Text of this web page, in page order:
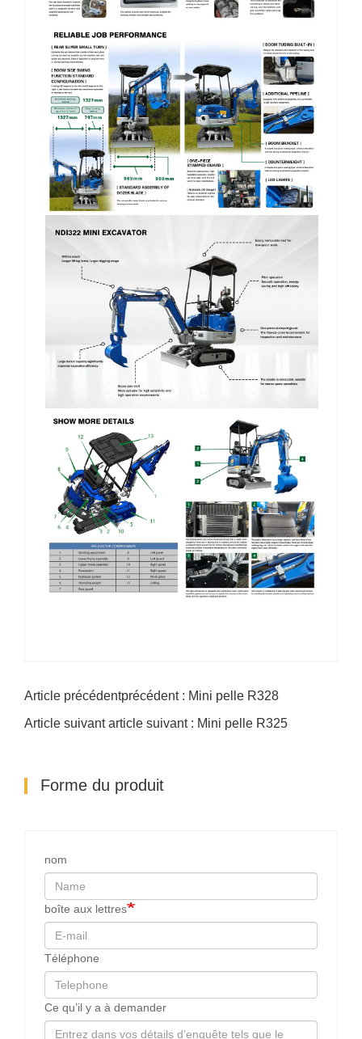
Article précédentprécédent : Mini pelle R328
Article suivant article suivant : Mini pelle R325
Forme du produit
nom
boîte aux lettres
Téléphone
Ce qu’il y a à demander